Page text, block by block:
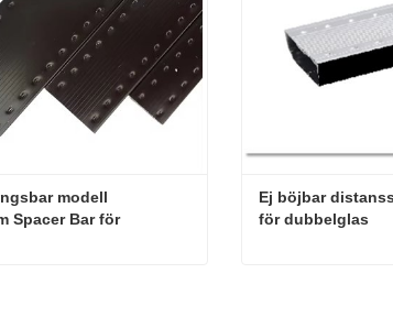
modell
Spacer Bar för
Ej böjbar
för dubbelglas